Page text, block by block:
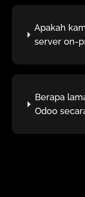
Apakah
server on-
Berapa
Odoo